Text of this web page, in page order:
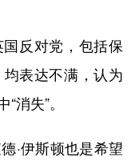
反对党，包括保
表达不满，认为
消失”。
·伊斯顿也是希望